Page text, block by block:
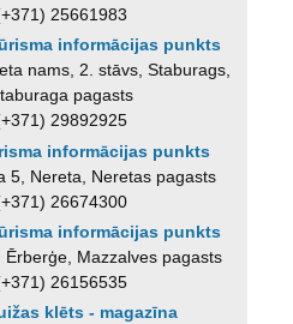
25661983
informācijas punkts
nams, 2. stāvs, Staburags,
pagasts
29892925
informācijas punkts
5, Nereta, Neretas pagasts
26674300
informācijas punkts
Ērberģe, Mazzalves pagasts
26156535
klēts - magazīna